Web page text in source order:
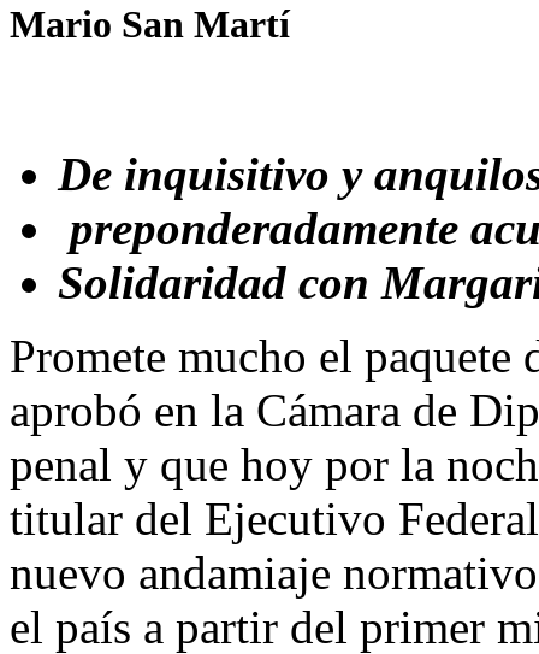
Mario San Martí
De inquisitivo y
preponderadamente
Solidaridad con
Promete mucho el paquete
aprobó en la Cámara de
penal y que hoy por la
titular del Ejecutivo
nuevo andamiaje
el país a partir del primer